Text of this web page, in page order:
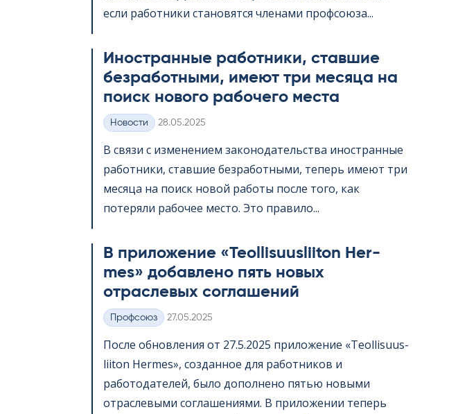
если работники становятся членами профсоюза...
Иностранные работники, ставшие
безработными, имеют три месяца на
поиск нового рабочего места
Категории
Hовости Kirjoitettu
28.05.2025
В связи с изменением законодательства иностранные
работники, ставшие безработными, теперь имеют три
месяца на поиск новой работы после того, как
потеряли рабочее место. Это правило...
В приложение «Teol­li­suus­lii­ton Her­
mes» добавлено пять новых
отраслевых соглашений
Категории
Профсоюз Kirjoitettu
27.05.2025
После обновления от 27.5.2025 приложение «Teol­li­suus­
lii­ton Her­mes», созданное для работников и
работодателей, было дополнено пятью новыми
отраслевыми соглашениями. В приложении теперь